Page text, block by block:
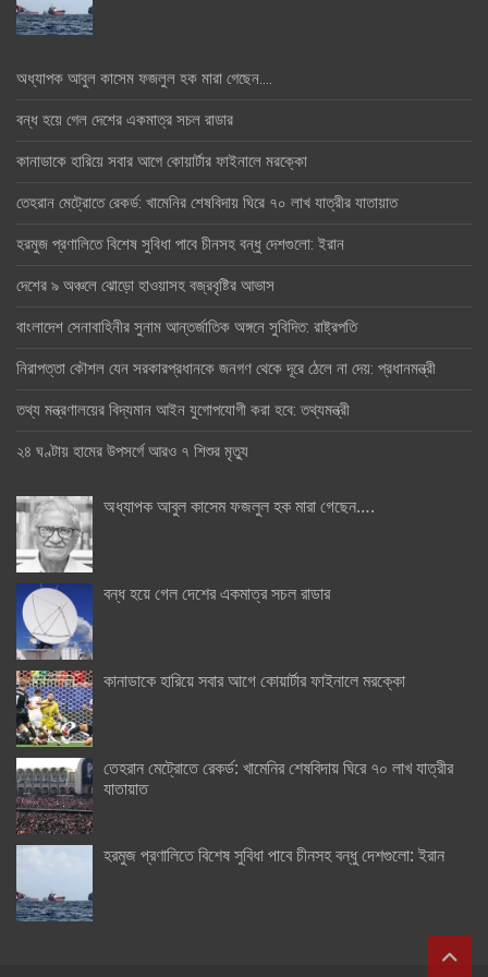
অধ্যাপক আবুল কাসেম ফজলুল হক মারা গেছেন….
বন্ধ হয়ে গেল দেশের একমাত্র সচল রাডার
কানাডাকে হারিয়ে সবার আগে কোয়ার্টার ফাইনালে মরক্কো
তেহরান মেট্রোতে রেকর্ড: খামেনির শেষবিদায় ঘিরে ৭০ লাখ যাত্রীর যাতায়াত
হরমুজ প্রণালিতে বিশেষ সুবিধা পাবে চীনসহ বন্ধু দেশগুলো: ইরান
দেশের ৯ অঞ্চলে ঝোড়ো হাওয়াসহ বজ্রবৃষ্টির আভাস
বাংলাদেশ সেনাবাহিনীর সুনাম আন্তর্জাতিক অঙ্গনে সুবিদিত: রাষ্ট্রপতি
নিরাপত্তা কৌশল যেন সরকারপ্রধানকে জনগণ থেকে দূরে ঠেলে না দেয়: প্রধানমন্ত্রী
তথ্য মন্ত্রণালয়ের বিদ্যমান আইন যুগোপযোগী করা হবে: তথ্যমন্ত্রী
২৪ ঘণ্টায় হামের উপসর্গে আরও ৭ শিশুর মৃত্যু
অধ্যাপক আবুল কাসেম ফজলুল হক মারা গেছেন….
বন্ধ হয়ে গেল দেশের একমাত্র সচল রাডার
কানাডাকে হারিয়ে সবার আগে কোয়ার্টার ফাইনালে মরক্কো
তেহরান মেট্রোতে রেকর্ড: খামেনির শেষবিদায় ঘিরে ৭০ লাখ যাত্রীর
যাতায়াত
হরমুজ প্রণালিতে বিশেষ সুবিধা পাবে চীনসহ বন্ধু দেশগুলো: ইরান